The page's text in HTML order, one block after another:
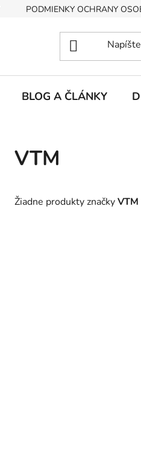
PODMIENKY OCHRANY
BLOG A ČLÁNKY
VTM
Žiadne produkty značkyVTM